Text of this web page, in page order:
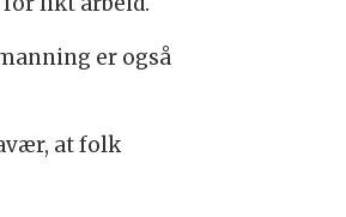
er også
at folk